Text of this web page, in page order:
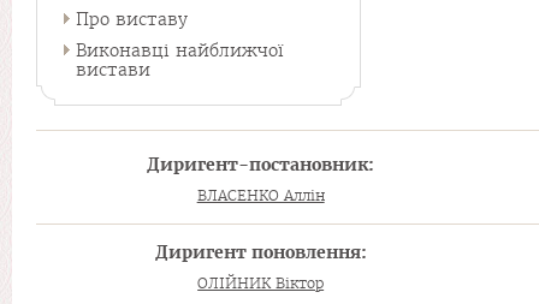
Про виставу
Виконавці найближчої
вистави
Диригент-постановник:
ВЛАСЕНКО Аллін
Диригент поновлення:
ОЛІЙНИК Віктор